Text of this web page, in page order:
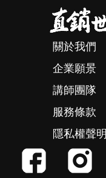
關於我們
企業願景
講師團隊
服務條款
隱私權聲明